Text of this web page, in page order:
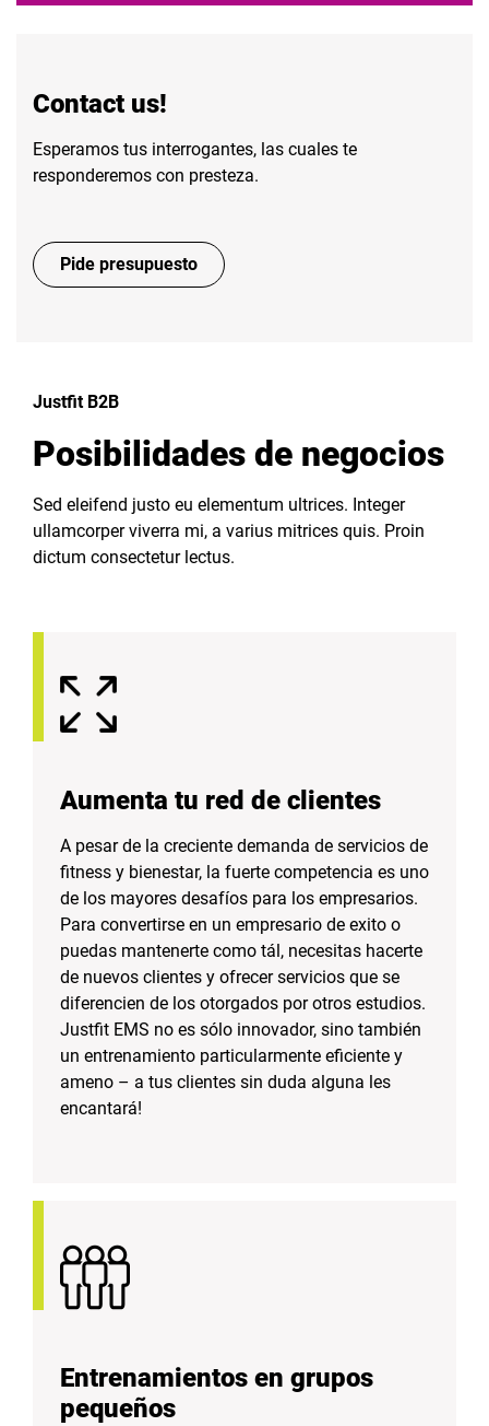
Contact us!
Esperamos tus interrogantes, las cuales te
responderemos con presteza.
Pide presupuesto
Justfit B2B
Posibilidades de negocios
Sed eleifend justo eu elementum ultrices. Integer
ullamcorper viverra mi, a varius mitrices quis. Proin
dictum consectetur lectus.
Aumenta tu red de clientes
A pesar de la creciente demanda de servicios de
fitness y bienestar, la fuerte competencia es uno
de los mayores desafíos para los empresarios.
Para convertirse en un empresario de exito o
puedas mantenerte como tál, necesitas hacerte
de nuevos clientes y ofrecer servicios que se
diferencien de los otorgados por otros estudios.
Justfit EMS no es sólo innovador, sino también
un entrenamiento particularmente eficiente y
ameno – a tus clientes sin duda alguna les
encantará!
Entrenamientos en grupos
pequeños